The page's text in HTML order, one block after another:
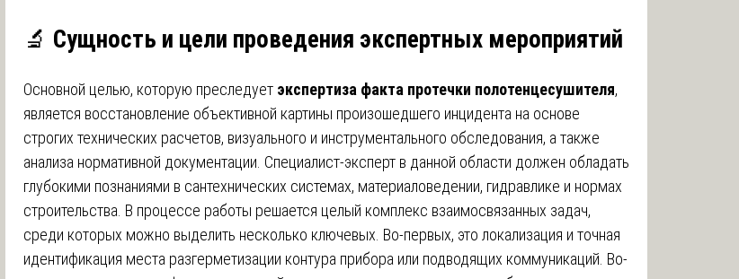
🔬 Сущность и цели проведения экспертных мероприятий
Основной целью, которую преследует экспертиза факта протечки полотенцесушителя,
является восстановление объективной картины произошедшего инцидента на основе
строгих технических расчетов, визуального и инструментального обследования, а также
анализа нормативной документации. Специалист-эксперт в данной области должен обладать
глубокими познаниями в сантехнических системах, материаловедении, гидравлике и нормах
строительства. В процессе работы решается целый комплекс взаимосвязанных задач,
среди которых можно выделить несколько ключевых. Во-первых, это локализация и точная
идентификация места разгерметизации контура прибора или подводящих коммуникаций. Во-